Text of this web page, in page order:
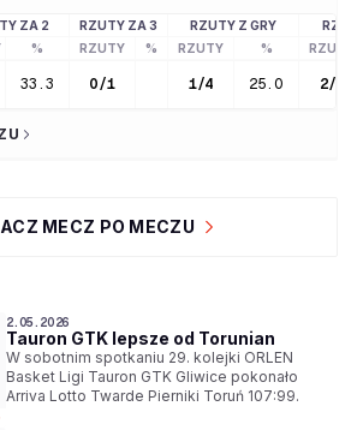
ZA 2 RZUTY ZA 3 RZUTY Z GRY
% RZUTY % RZUTY % RZUTY
33.3 0/1 1/4 25.0 2/
MECZ PO MECZU
2.05.2026
Tauron GTK lepsze od Torunian
W sobotnim spotkaniu 29. kolejki ORLEN
Basket Ligi Tauron GTK Gliwice pokonało
Arriva Lotto Twarde Pierniki Toruń 107:99.